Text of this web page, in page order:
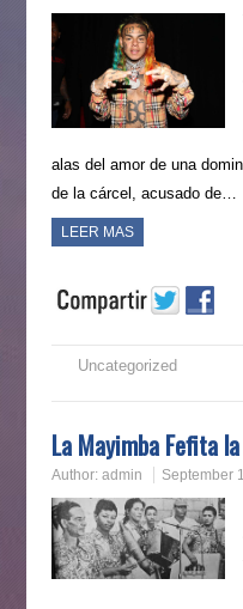
alas del amor de una
de la cárcel, acusado de…
LEER MAS
Uncategorized
La Mayimba Fefita
Author: admin September